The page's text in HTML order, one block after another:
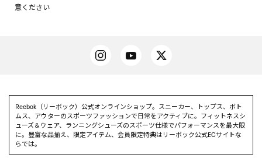
意ください
Reebok（リーボック）公式オンラインショップ。スニーカー、トップス、ボト
ムス、アウターのスポーツファッションで日常をアクティブに。フィットネスシ
ューズ＆ウェア、ランニングシューズのスポーツ仕様でパフォーマンスを最大限
に。豊富な品揃え、限定アイテム、会員限定特典はリーボック公式ECサイトな
らでは。